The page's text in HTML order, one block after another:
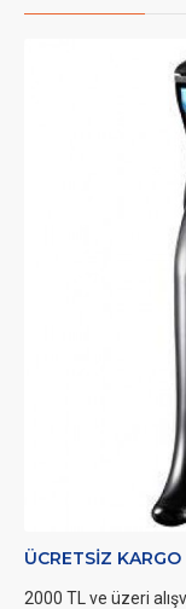
ÜCRETSIZ KARGO
2000 TL ve üzeri